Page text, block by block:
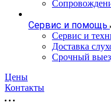
Сервис и помощь
Сервис и
Доставка
Срочный
Цены
Контакты